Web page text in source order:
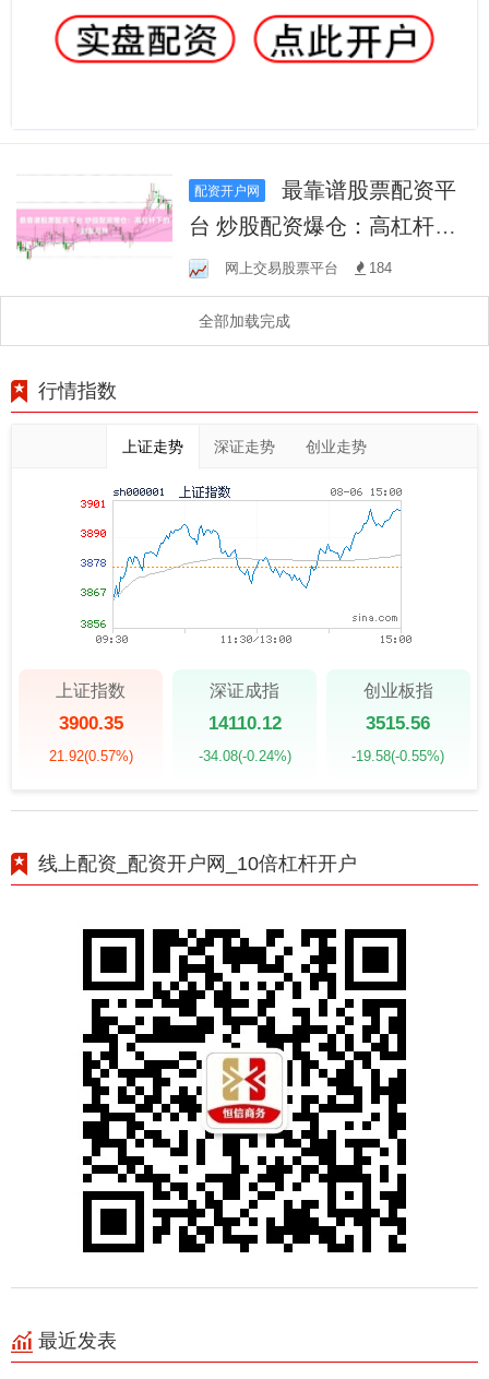
配资开户网
最靠谱股票配资平
台 炒股配资爆仓：高杠杆下
的财富陷阱
网上交易股票平台 184
全部加载完成
行情指数
上证走势 深证走势 创业走势
上证指数
3900.35
21.92(0.57%)
深证成指
14110.12
-34.08(-0.24%)
创业板指
3515.56
-19.58(-0.55%)
线上配资_配资开户网_10倍杠杆开户
最近发表